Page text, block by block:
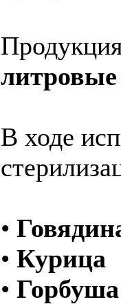
В ходе
•
• Курица
• Горбуша